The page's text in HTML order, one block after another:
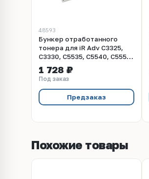
48593
Бункер отработанного
тонера для iR Adv C3325,
C3330, C5535, C5540, C5550,
C5560 (Katun FM1-
A606/WT-202)
1 728 ₽
Под заказ
Предзаказ
Похожие товары